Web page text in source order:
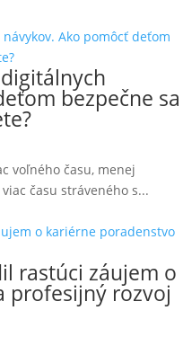
bezpečne sa
voľného času, menej
času stráveného s...
rastúci záujem o
profesijný rozvoj